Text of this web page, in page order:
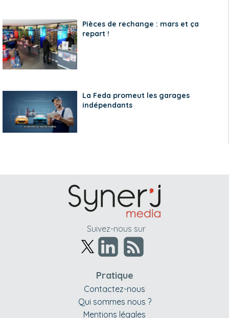
Pièces de rechange : mars et ça
repart !
La Feda promeut les garages
indépendants
Suivez-nous sur
Pratique
Contactez-nous
Qui sommes nous ?
Mentions légales